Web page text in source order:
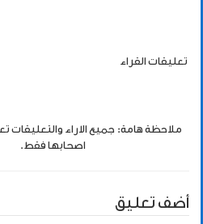
تعليقات القراء
ملاحظة هامة: جميع الاراء والتعليقات
اصحابها فقط.
أضف تعليق